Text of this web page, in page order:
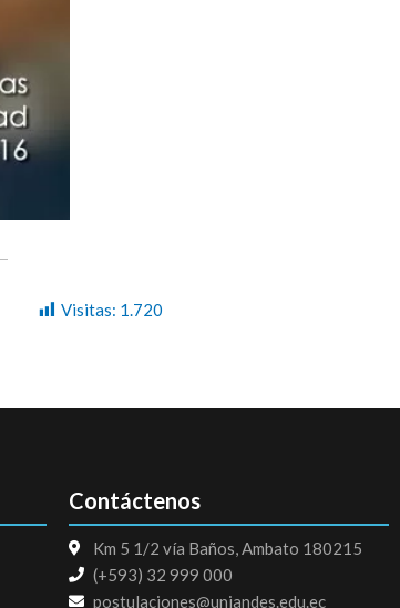
Visitas: 1.720
Contáctenos
Km 5 1/2 vía Baños, Ambato 180215
(+593) 32 999 000
postulaciones@uniandes.edu.ec